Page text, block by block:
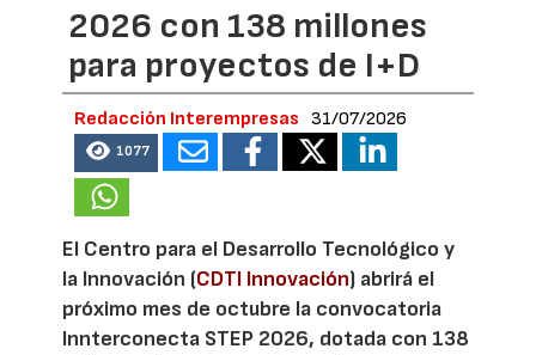
2026 con 138 millones
para proyectos de I+D
Redacción Interempresas 31/07/2026
1077
El Centro para el Desarrollo Tecnológico y
la Innovación (CDTI Innovación) abrirá el
próximo mes de octubre la convocatoria
Innterconecta STEP 2026, dotada con 138